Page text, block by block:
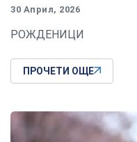
30 Април, 2026
РОЖДЕНИЦИ
ПРОЧЕТИ ОЩЕ